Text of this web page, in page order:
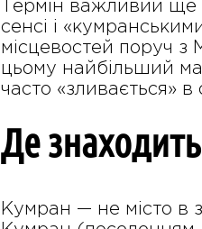
Термін важливий ще
сенсі і
місцевостей поруч
цьому найбільший
часто «зливається» в
Де
Кумран — не місто в